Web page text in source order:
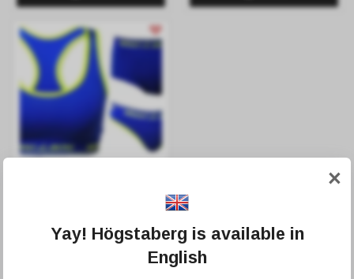
×
Yay! Högstaberg is available in
English